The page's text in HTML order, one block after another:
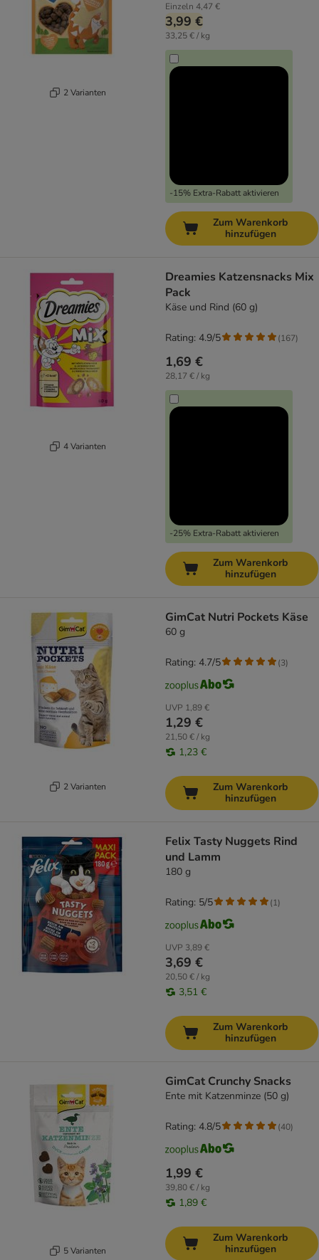
2 Varianten
Einzeln 4,47 €
3,99 €
33,25 € / kg
-15% Extra-Rabatt aktivieren
Zum Warenkorb
hinzufügen
4 Varianten
Dreamies Katzensnacks Mix
Pack
Käse und Rind (60 g)
1,69 €
28,17 € / kg
-25% Extra-Rabatt aktivieren
Rating: 4.9/5 (167)
Zum Warenkorb
hinzufügen
2 Varianten
GimCat Nutri Pockets Käse
60 g
UVP 1,89 €
1,29 €
21,50 € / kg
1,23 €
Rating: 4.7/5 (3)
Zum Warenkorb
hinzufügen
Felix Tasty Nuggets Rind
und Lamm
180 g
UVP 3,89 €
3,69 €
20,50 € / kg
3,51 €
Rating: 5/5 (1)
Zum Warenkorb
hinzufügen
5 Varianten
GimCat Crunchy Snacks
Ente mit Katzenminze (50 g)
1,99 €
39,80 € / kg
1,89 €
Rating: 4.8/5 (40)
Zum Warenkorb
hinzufügen